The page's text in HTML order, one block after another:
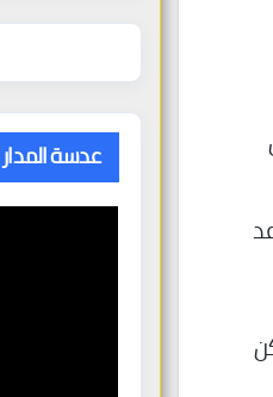
عدسة المدار